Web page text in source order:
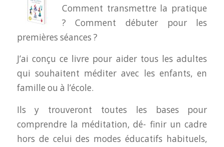
Comment transmettre la pratique
? Comment débuter pour les
premières séances ?
J’ai conçu ce livre pour aider tous les adultes
qui souhaitent méditer avec les enfants, en
famille ou à l’école.
Ils y trouveront toutes les bases pour
comprendre la méditation, dé- finir un cadre
hors de celui des modes éducatifs habituels,